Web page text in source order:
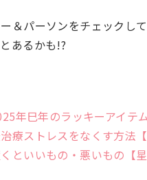
＆パーソンをチェックし
あるかも!?
年巳年のラッキーアイ
療ストレスをなくす方法
といいもの・悪いもの【